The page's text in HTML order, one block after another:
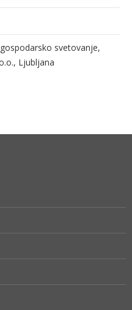
svetovanje,
Ljubljana